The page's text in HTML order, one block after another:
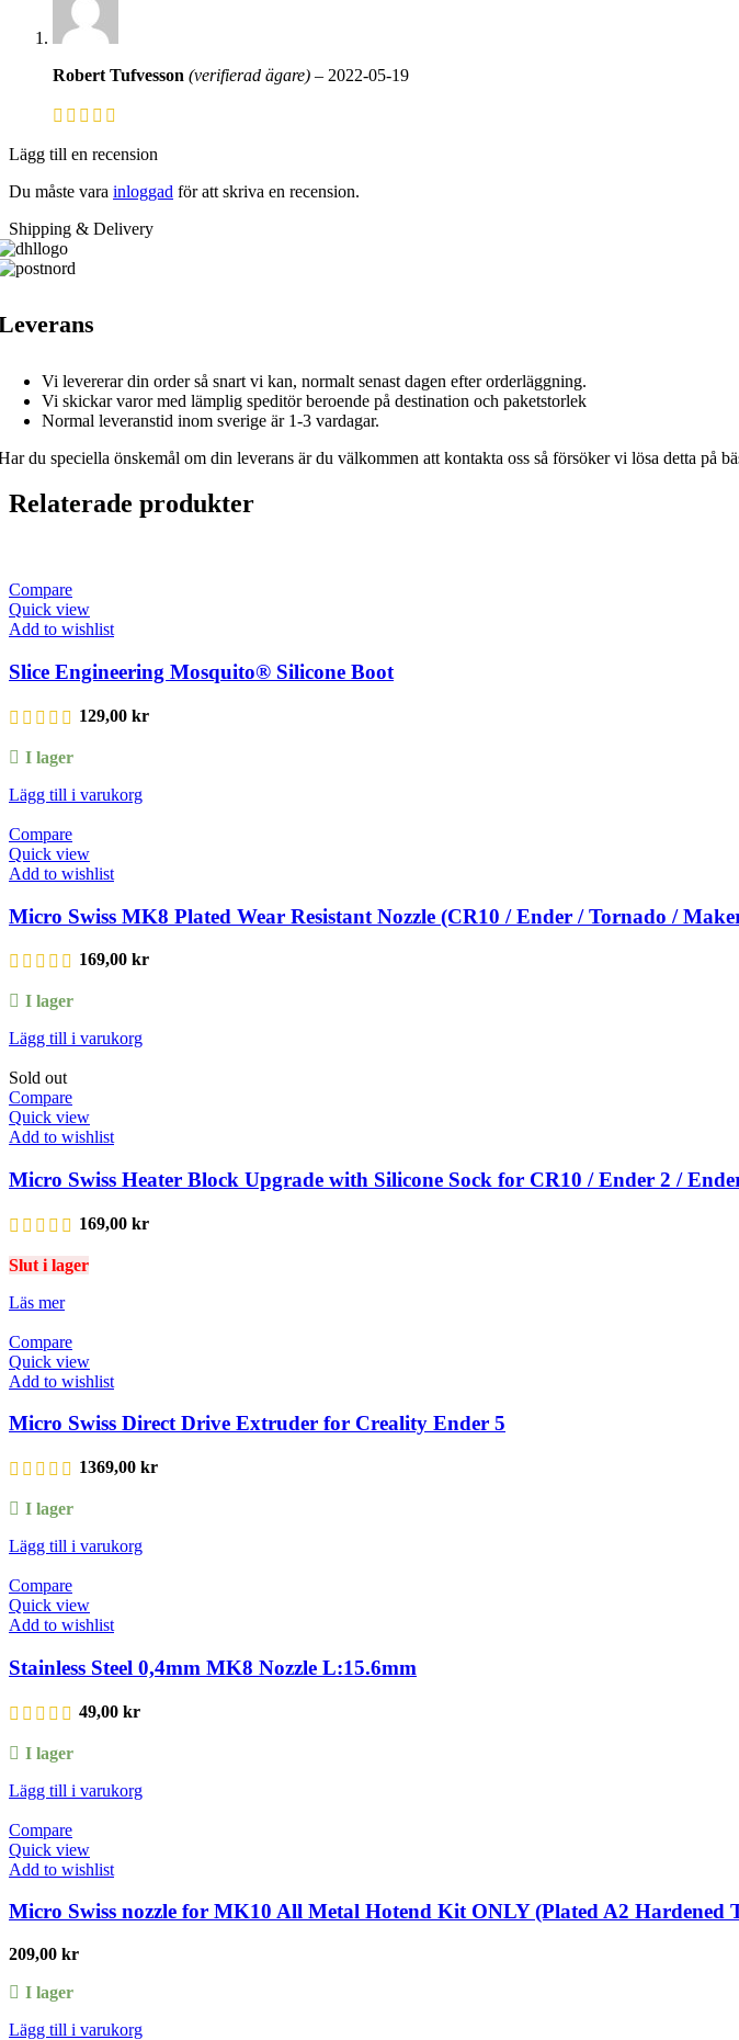
Robert Tufvesson (verifierad ägare) – 2022-05-19
Lägg till en recension
Du måste vara inloggad för att skriva en recension.
Shipping & Delivery
Vi levererar din order så snart vi kan, normalt senast dagen efter orderläggning.
Vi skickar varor med lämplig speditör beroende på destination och paketstorlek
Normal leveranstid inom sverige är 1-3 vardagar.
du speciella önskemål om din leverans är du välkommen att kontakta oss så försöker vi lösa detta på
Relaterade produkter
Compare
Quick view
Add to wishlist
Slice Engineering Mosquito® Silicone Boot
129,00 kr
I lager
Lägg till i varukorg
Compare
Quick view
Add to wishlist
Micro Swiss MK8 Plated Wear Resistant Nozzle (CR10 / Ender / Tornado /
169,00 kr
I lager
Lägg till i varukorg
Sold out
Compare
Quick view
Add to wishlist
Micro Swiss Heater Block Upgrade with Silicone Sock for CR10 / Ender 2 /
169,00 kr
Slut i lager
Läs mer
Compare
Quick view
Add to wishlist
Micro Swiss Direct Drive Extruder for Creality Ender 5
1369,00 kr
I lager
Lägg till i varukorg
Compare
Quick view
Add to wishlist
Stainless Steel 0,4mm MK8 Nozzle L:15.6mm
49,00 kr
I lager
Lägg till i varukorg
Compare
Quick view
Add to wishlist
Micro Swiss nozzle for MK10 All Metal Hotend Kit ONLY (Plated A2 Hardened
209,00 kr
I lager
Lägg till i varukorg